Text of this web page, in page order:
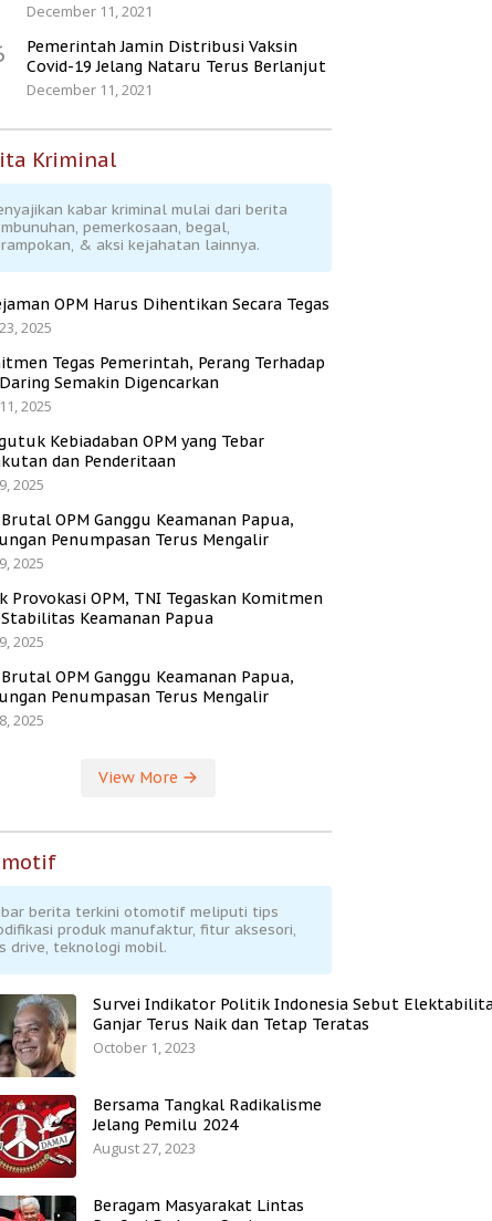
December 11, 2021
Pemerintah Jamin Distribusi Vaksin
Covid-19 Jelang Nataru Terus Berlanjut
December 11, 2021
Kriminal
kabar kriminal mulai dari berita
pemerkosaan, begal,
& aksi kejahatan lainnya.
OPM Harus Dihentikan Secara Tegas
2025
Tegas Pemerintah, Perang Terhadap
Semakin Digencarkan
2025
Kebiadaban OPM yang Tebar
dan Penderitaan
2025
OPM Ganggu Keamanan Papua,
Penumpasan Terus Mengalir
2025
Provokasi OPM, TNI Tegaskan Komitmen
Stabilitas Keamanan Papua
2025
OPM Ganggu Keamanan Papua,
Penumpasan Terus Mengalir
2025
View More
berita terkini otomotif meliputi tips
produk manufaktur, fitur aksesori,
drive, teknologi mobil.
Survei Indikator Politik Indonesia Sebut
Ganjar Terus Naik dan Tetap Teratas
October 1, 2023
Bersama Tangkal Radikalisme
Jelang Pemilu 2024
August 27, 2023
Beragam Masyarakat Lintas